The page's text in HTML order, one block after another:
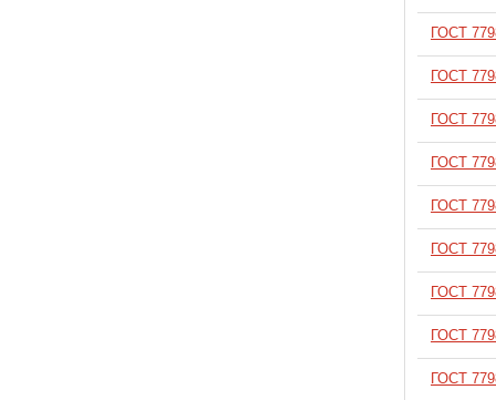
ГОСТ
ГОСТ
ГОСТ
ГОСТ
ГОСТ
ГОСТ
ГОСТ
ГОСТ
ГОСТ